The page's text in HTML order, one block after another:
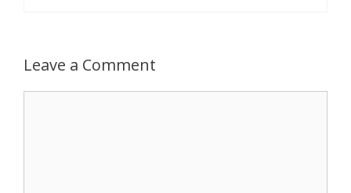
Leave a Comment